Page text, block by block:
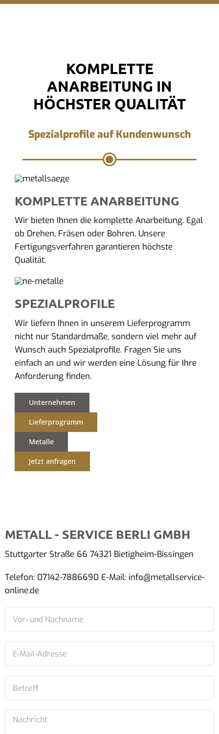
KOMPLETTE
ANARBEITUNG IN
HÖCHSTER QUALITÄT
Spezialprofile auf Kundenwunsch
KOMPLETTE ANARBEITUNG
Wir bieten Ihnen die komplette Anarbeitung. Egal
ob Drehen, Fräsen oder Bohren. Unsere
Fertigungsverfahren garantieren höchste
Qualität.
SPEZIALPROFILE
Wir liefern Ihnen in unserem Lieferprogramm
nicht nur Standardmaße, sondern viel mehr auf
Wunsch auch Spezialprofile. Fragen Sie uns
einfach an und wir werden eine Lösung für Ihre
Anforderung finden.
Unternehmen
Lieferprogramm
Metalle
Jetzt anfragen
METALL - SERVICE BERLI GMBH
Stuttgarter Straße 66 74321 Bietigheim-Bissingen
Telefon: 07142-7886690 E-Mail: info@metallservice-
online.de